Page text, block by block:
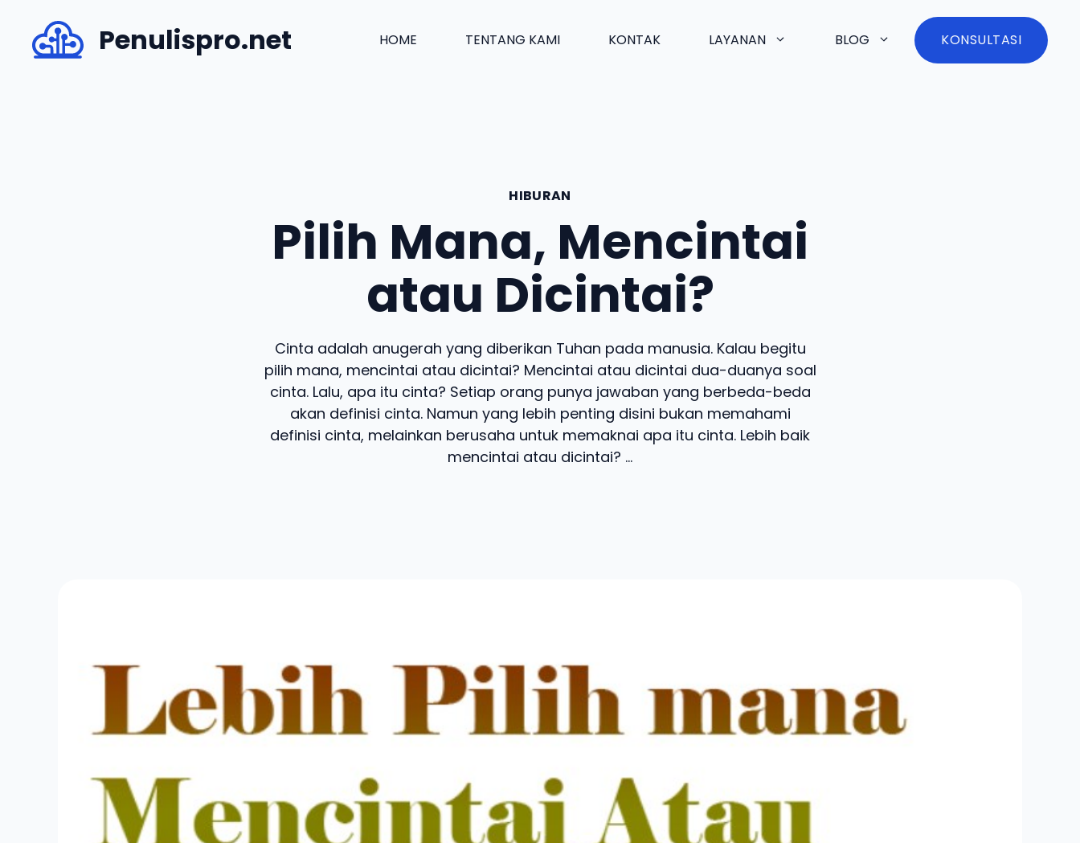
content
Penulispro.net HOME TENTANG KAMI KONTAK LAYANAN BLOG KONSULTASI
HIBURAN
Pilih Mana, Mencintai
atau Dicintai?
Cinta adalah anugerah yang diberikan Tuhan pada manusia. Kalau begitu
pilih mana, mencintai atau dicintai? Mencintai atau dicintai dua-duanya soal
cinta. Lalu, apa itu cinta? Setiap orang punya jawaban yang berbeda-beda
akan definisi cinta. Namun yang lebih penting disini bukan memahami
definisi cinta, melainkan berusaha untuk memaknai apa itu cinta. Lebih baik
mencintai atau dicintai? ...